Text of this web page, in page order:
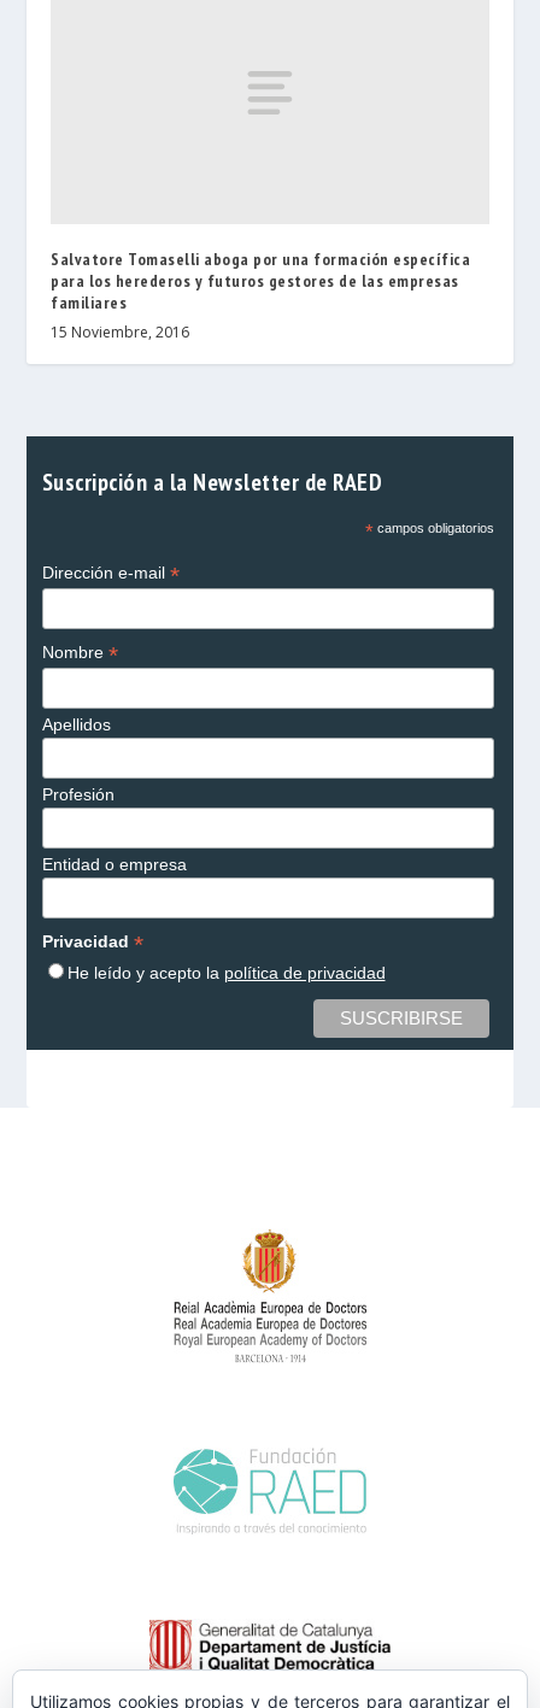
Salvatore Tomaselli aboga por una formación específica
para los herederos y futuros gestores de las empresas
familiares
15 Noviembre, 2016
Suscripción a la Newsletter de RAED
*campos obligatorios
Dirección e-mail *
Nombre *
Apellidos
Profesión
Entidad o empresa
Privacidad *
He leído y acepto la política de privacidad
Utilizamos cookies propias y de terceros para garantizar el